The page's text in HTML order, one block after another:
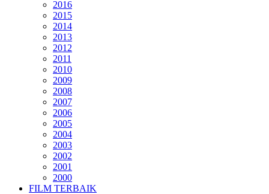
2016
2015
2014
2013
2012
2011
2010
2009
2008
2007
2006
2005
2004
2003
2002
2001
2000
FILM TERBAIK